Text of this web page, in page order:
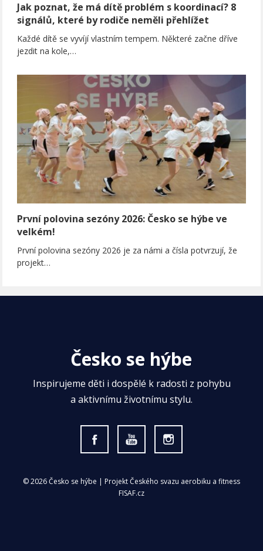
Jak poznat, že má dítě problém s koordinací? 8
signálů, které by rodiče neměli přehlížet
Každé dítě se vyvíjí vlastním tempem. Některé začne dříve
jezdit na kole,…
První polovina sezóny 2026: Česko se hýbe ve
velkém!
První polovina sezóny 2026 je za námi a čísla potvrzují, že
projekt…
Česko se hýbe
Inspirujeme děti i dospělé k radosti z pohybu
a aktivnímu životnímu stylu.
© 2026 Česko se hýbe | Projekt Českého svazu aerobiku a fitness
FISAF.cz